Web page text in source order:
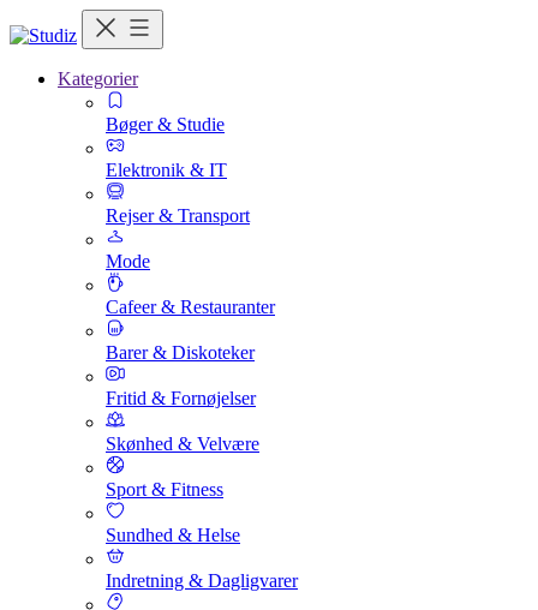
Kategorier
Bøger & Studie
Elektronik & IT
Rejser & Transport
Mode
Cafeer & Restauranter
Barer & Diskoteker
Fritid & Fornøjelser
Skønhed & Velvære
Sport & Fitness
Sundhed & Helse
Indretning & Dagligvarer